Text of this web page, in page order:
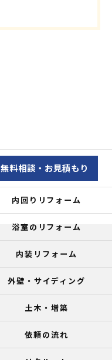
無料相談・お見積もり
内回りリフォーム
浴室のリフォーム
内装リフォーム
外壁・サイディング
土木・増築
依頼の流れ